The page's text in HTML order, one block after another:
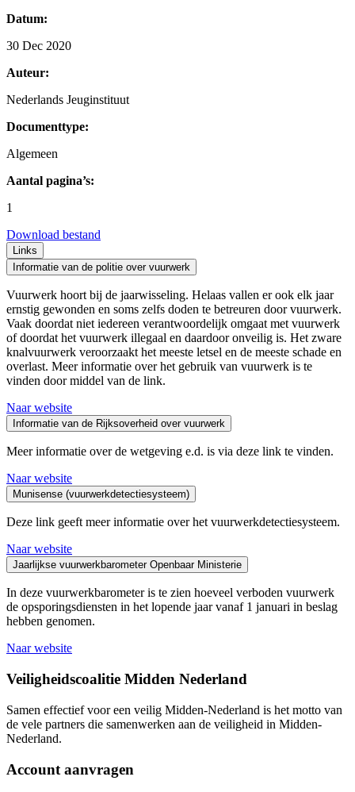
Datum:
30 Dec 2020
Auteur:
Nederlands Jeuginstituut
Documenttype:
Algemeen
Aantal pagina’s:
1
Download bestand
Links
Informatie van de politie over vuurwerk
Vuurwerk hoort bij de jaarwisseling. Helaas vallen er ook elk jaar
ernstig gewonden en soms zelfs doden te betreuren door vuurwerk.
Vaak doordat niet iedereen verantwoordelijk omgaat met vuurwerk
of doordat het vuurwerk illegaal en daardoor onveilig is. Het zware
knalvuurwerk veroorzaakt het meeste letsel en de meeste schade en
overlast. Meer informatie over het gebruik van vuurwerk is te
vinden door middel van de link.
Naar website
Informatie van de Rijksoverheid over vuurwerk
Meer informatie over de wetgeving e.d. is via deze link te vinden.
Naar website
Munisense (vuurwerkdetectiesysteem)
Deze link geeft meer informatie over het vuurwerkdetectiesysteem.
Naar website
Jaarlijkse vuurwerkbarometer Openbaar Ministerie
In deze vuurwerkbarometer is te zien hoeveel verboden vuurwerk
de opsporingsdiensten in het lopende jaar vanaf 1 januari in beslag
hebben genomen.
Naar website
Veiligheidscoalitie Midden Nederland
Samen effectief voor een veilig Midden-Nederland is het motto van
de vele partners die samenwerken aan de veiligheid in Midden-
Nederland.
Account aanvragen